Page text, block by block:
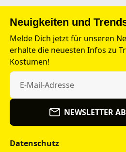
Neuigkeiten und
Melde Dich jetzt für unseren
erhalte die neuesten Infos zu
Kostümen!
NEWSLETTER
Datenschutz